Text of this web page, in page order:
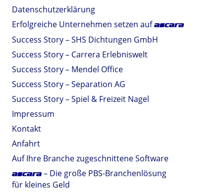
Datenschutzerklärung
Erfolgreiche Unternehmen setzen aufascara
Success Story – SHS Dichtungen GmbH
Success Story – Carrera Erlebniswelt
Success Story – Mendel Office
Success Story – Separation AG
Success Story – Spiel & Freizeit Nagel
Impressum
Kontakt
Anfahrt
Auf Ihre Branche zugeschnittene Software
ascara – Die große PBS-Branchenlösung
für kleines Geld